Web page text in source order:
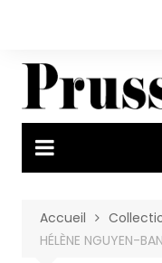
Accueil
HÉLÈNE NGUYEN-